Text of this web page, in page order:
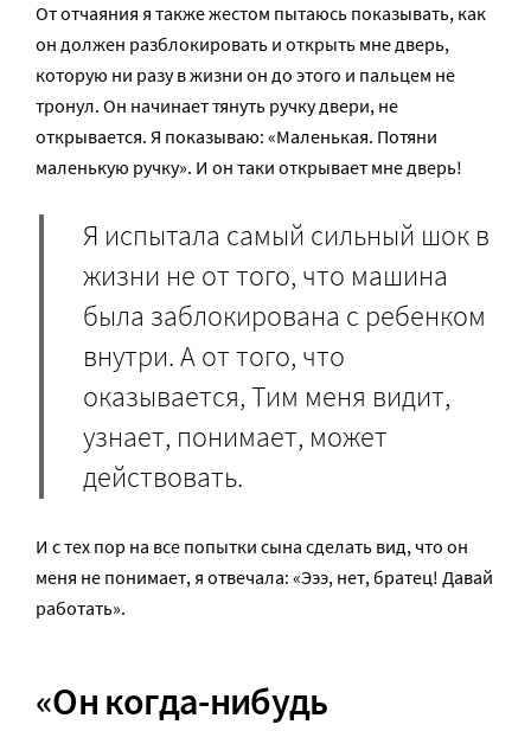
От отчаяния я также жестом пытаюсь показывать, как
он должен разблокировать и открыть мне дверь,
которую ни разу в жизни он до этого и пальцем не
тронул. Он начинает тянуть ручку двери, не
открывается. Я показываю: «Маленькая. Потяни
маленькую ручку». И он таки открывает мне дверь!
Я испытала самый сильный шок в
жизни не от того, что машина
была заблокирована с ребенком
внутри. А от того, что
оказывается, Тим меня видит,
узнает, понимает, может
действовать.
И с тех пор на все попытки сына сделать вид, что он
меня не понимает, я отвечала: «Эээ, нет, братец! Давай
работать».
«Он когда-нибудь